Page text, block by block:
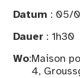
Datum : 05/
Dauer : 1h30
Wo:Maison
4,